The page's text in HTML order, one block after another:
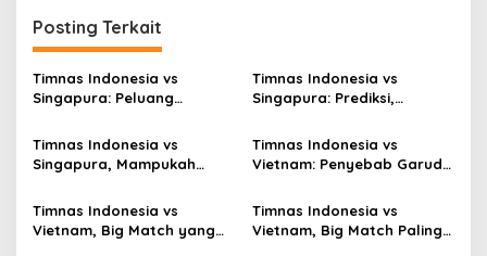
Posting Terkait
Timnas Indonesia vs
Singapura: Peluang
Melayang
Timnas Indonesia vs
Singapura: Prediksi,
Timnas Indonesia vs
Singapura, Mampukah
Timnas Indonesia vs
Vietnam: Penyebab Garuda
Timnas Indonesia vs
Vietnam, Big Match yang
Timnas Indonesia vs
Vietnam, Big Match Paling